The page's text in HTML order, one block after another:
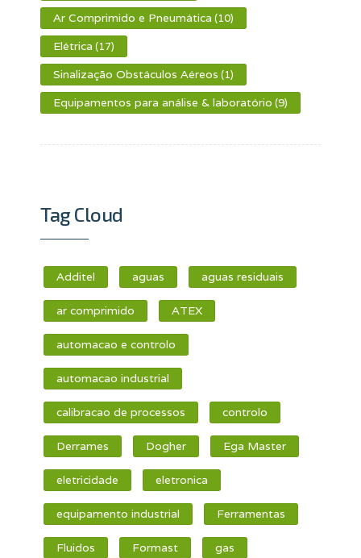
Ar Comprimido e Pneumática (10)
Elétrica (17)
Sinalização Obstáculos Aéreos (1)
Equipamentos para análise & laboratório (9)
Tag Cloud
Additel aguas aguas residuais
ar comprimido ATEX
automacao e controlo
automacao industrial
calibracao de processos controlo
Derrames Dogher Ega Master
eletricidade eletronica
equipamento industrial Ferramentas
Fluidos Formast gas